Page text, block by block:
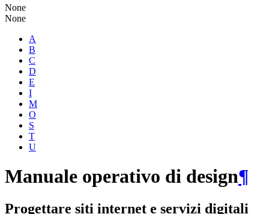
None
None
A
B
C
D
E
I
M
O
S
T
U
Manuale operativo di design¶
Progettare siti internet e servizi digitali